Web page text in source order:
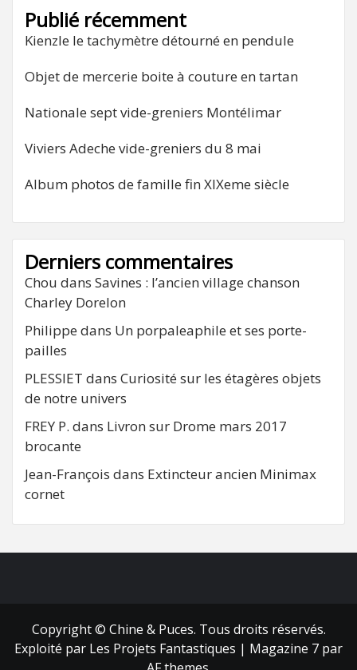
Publié récemment
Kienzle le tachymètre détourné en pendule
Objet de mercerie boite à couture en tartan
Nationale sept vide-greniers Montélimar
Viviers Adeche vide-greniers du 8 mai
Album photos de famille fin XIXeme siècle
Derniers commentaires
Chou dans Savines : l’ancien village chanson
Charley Dorelon
Philippe dans Un porpaleaphile et ses porte-
pailles
PLESSIET dans Curiosité sur les étagères objets
de notre univers
FREY P. dans Livron sur Drome mars 2017
brocante
Jean-François dans Extincteur ancien Minimax
cornet
Copyright © Chine & Puces. Tous droits réservés.
Exploité par Les Projets Fantastiques | Magazine 7 par